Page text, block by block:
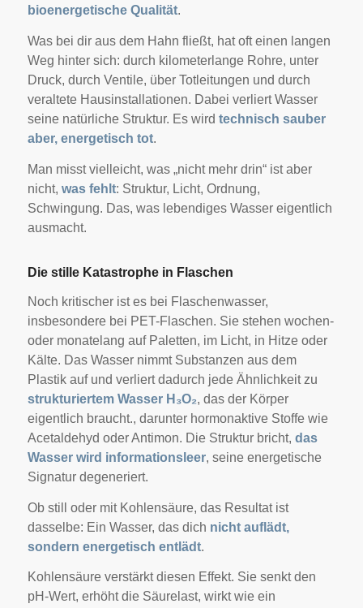
bioenergetische Qualität.
Was bei dir aus dem Hahn fließt, hat oft einen langen
Weg hinter sich: durch kilometerlange Rohre, unter
Druck, durch Ventile, über Totleitungen und durch
veraltete Hausinstallationen. Dabei verliert Wasser
seine natürliche Struktur. Es wird technisch sauber
aber, energetisch tot.
Man misst vielleicht, was „nicht mehr drin“ ist aber
nicht, was fehlt: Struktur, Licht, Ordnung,
Schwingung. Das, was lebendiges Wasser eigentlich
ausmacht.
Die stille Katastrophe in Flaschen
Noch kritischer ist es bei Flaschenwasser,
insbesondere bei PET-Flaschen. Sie stehen wochen-
oder monatelang auf Paletten, im Licht, in Hitze oder
Kälte. Das Wasser nimmt Substanzen aus dem
Plastik auf und verliert dadurch jede Ähnlichkeit zu
strukturiertem Wasser H₃O₂, das der Körper
eigentlich braucht., darunter hormonaktive Stoffe wie
Acetaldehyd oder Antimon. Die Struktur bricht, das
Wasser wird informationsleer, seine energetische
Signatur degeneriert.
Ob still oder mit Kohlensäure, das Resultat ist
dasselbe: Ein Wasser, das dich nicht auflädt,
sondern energetisch entlädt.
Kohlensäure verstärkt diesen Effekt. Sie senkt den
pH-Wert, erhöht die Säurelast, wirkt wie ein